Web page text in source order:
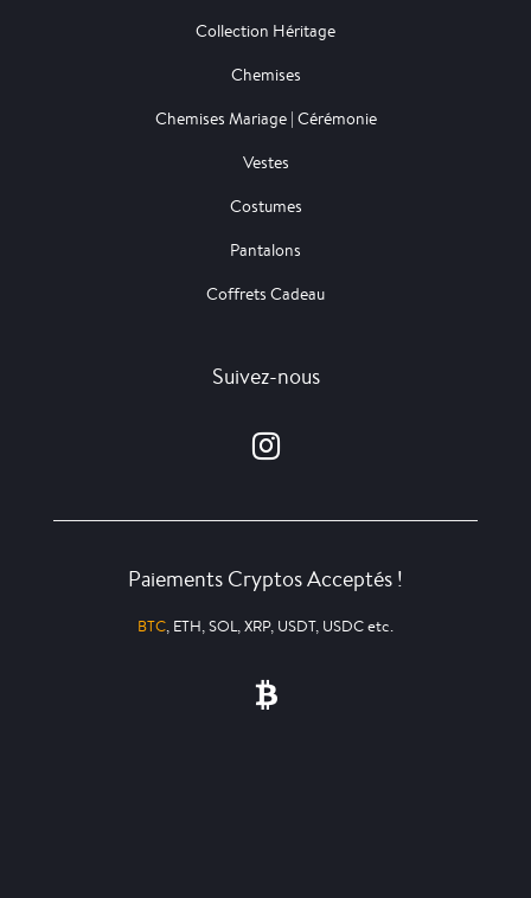
Collection Héritage
Chemises
Chemises Mariage | Cérémonie
Vestes
Costumes
Pantalons
Coffrets Cadeau
Suivez-nous
Paiements Cryptos Acceptés !
BTC, ETH, SOL, XRP, USDT, USDC etc.